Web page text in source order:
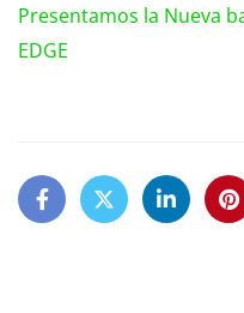
Presentamos la Nueva
EDGE